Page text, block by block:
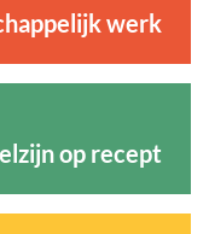
werk
op recept